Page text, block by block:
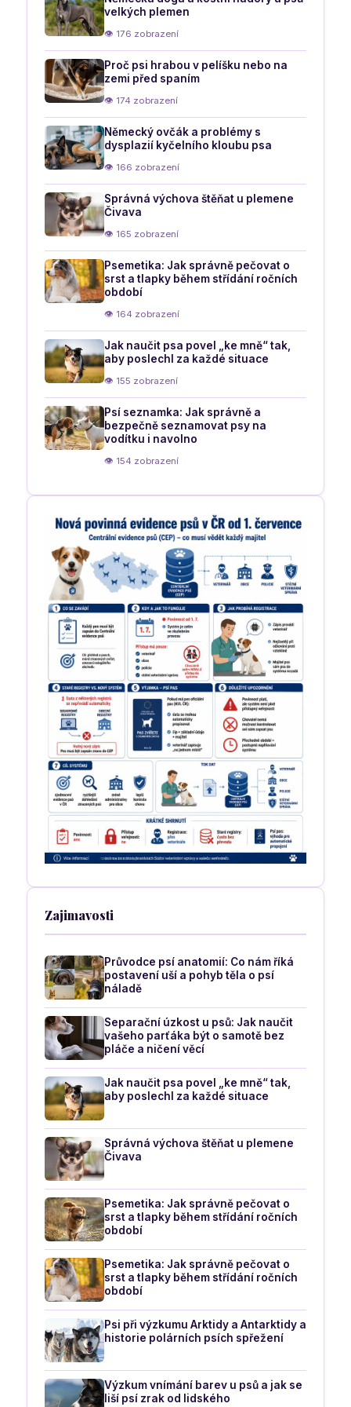
velkých plemen
👁 176 zobrazení
Proč psi hrabou v pelíšku nebo na
zemi před spaním
👁 174 zobrazení
Německý ovčák a problémy s
dysplazií kyčelního kloubu psa
👁 166 zobrazení
Správná výchova štěňat u plemene
Čivava
👁 165 zobrazení
Psemetika: Jak správně pečovat o
srst a tlapky během střídání ročních
období
👁 164 zobrazení
Jak naučit psa povel „ke mně“ tak,
aby poslechl za každé situace
👁 155 zobrazení
Psí seznamka: Jak správně a
bezpečně seznamovat psy na
vodítku i navolno
👁 154 zobrazení
Zajimavosti
Průvodce psí anatomií: Co nám říká
postavení uší a pohyb těla o psí
náladě
Separační úzkost u psů: Jak naučit
vašeho parťáka být o samotě bez
pláče a ničení věcí
Jak naučit psa povel „ke mně“ tak,
aby poslechl za každé situace
Správná výchova štěňat u plemene
Čivava
Psemetika: Jak správně pečovat o
srst a tlapky během střídání ročních
období
Psemetika: Jak správně pečovat o
srst a tlapky během střídání ročních
období
Psi při výzkumu Arktidy a Antarktidy a
historie polárních psích spřežení
Výzkum vnímání barev u psů a jak se
liší psí zrak od lidského